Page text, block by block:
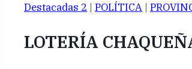
Destacadas 2 | POLÍTICA |
LOTERÍA